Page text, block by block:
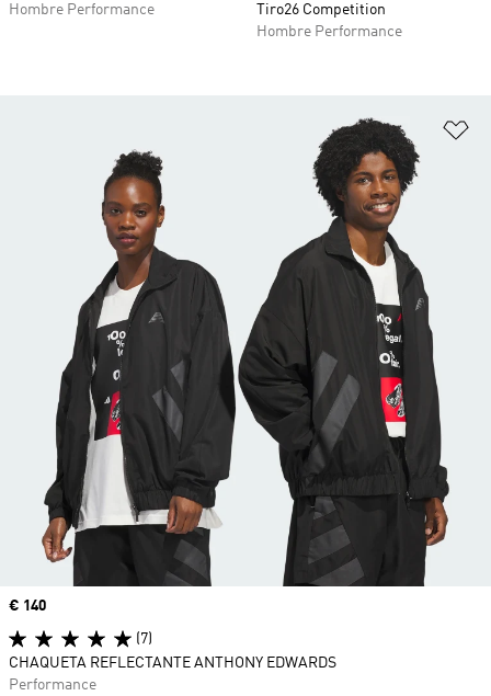
Hombre Performance
Tiro26 Competition
Hombre Performance
Precio
€ 140
(7)
CHAQUETA REFLECTANTE ANTHONY EDWARDS
Performance